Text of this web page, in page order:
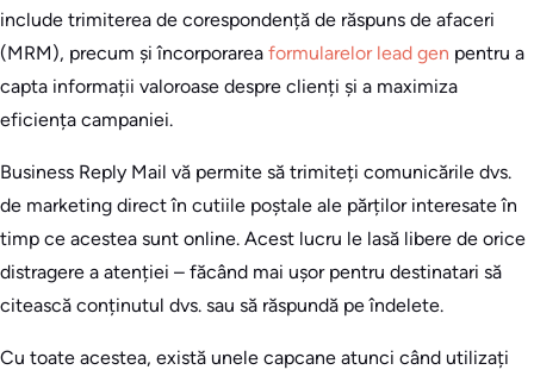
include trimiterea de corespondență de răspuns de afaceri
(MRM), precum și încorporarea formularelor lead gen pentru a
capta informații valoroase despre clienți și a maximiza
eficiența campaniei.
Business Reply Mail vă permite să trimiteți comunicările dvs.
de marketing direct în cutiile poștale ale părților interesate în
timp ce acestea sunt online. Acest lucru le lasă libere de orice
distragere a atenției – făcând mai ușor pentru destinatari să
citească conținutul dvs. sau să răspundă pe îndelete.
Cu toate acestea, există unele capcane atunci când utilizați